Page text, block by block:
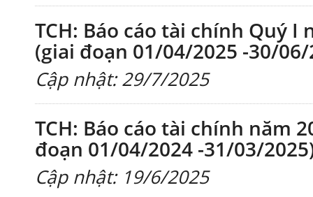
TCH: Báo cáo tài chính Quý I
(giai đoạn 01/04/2025 -30/06/
Cập nhật: 29/7/2025
TCH: Báo cáo tài chính năm
đoạn 01/04/2024 -31/03/
Cập nhật: 19/6/2025